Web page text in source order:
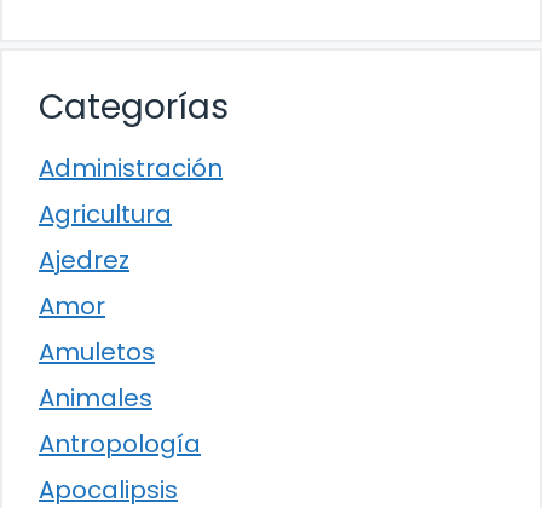
Categorías
Administración
Agricultura
Ajedrez
Amor
Amuletos
Animales
Antropología
Apocalipsis